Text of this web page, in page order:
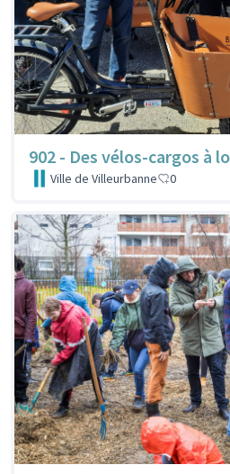
902 - Des vélos-cargos à
Ville de Villeurbanne 0